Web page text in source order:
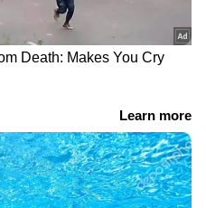
വസതി
പോകുന്ന
വൈറല്‍